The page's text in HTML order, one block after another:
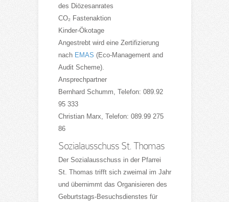
des Diözesanrates
CO₂ Fastenaktion
Kinder-Ökotage
Angestrebt wird eine Zertifizierung
nach EMAS (Eco-Management and
Audit Scheme).
Ansprechpartner
Bernhard Schumm, Telefon: 089.92
95 333
Christian Marx, Telefon: 089.99 275
86
Sozialausschuss St. Thomas
Der Sozialausschuss in der Pfarrei
St. Thomas trifft sich zweimal im Jahr
und übernimmt das Organisieren des
Geburtstags-Besuchsdienstes für